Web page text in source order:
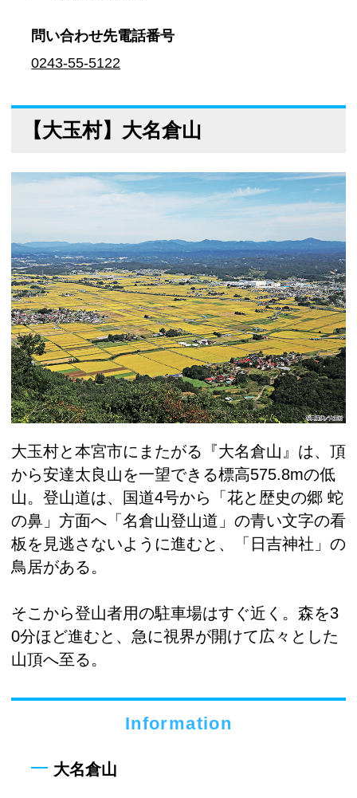
問い合わせ先電話番号
0243-55-5122
【大玉村】大名倉山
大玉村と本宮市にまたがる『大名倉山』は、頂
から安達太良山を一望できる標高575.8mの低
山。登山道は、国道4号から「花と歴史の郷 蛇
の鼻」方面へ「名倉山登山道」の青い文字の看
板を見逃さないように進むと、「日吉神社」の
鳥居がある。
そこから登山者用の駐車場はすぐ近く。森を3
0分ほど進むと、急に視界が開けて広々とした
山頂へ至る。
Information
大名倉山